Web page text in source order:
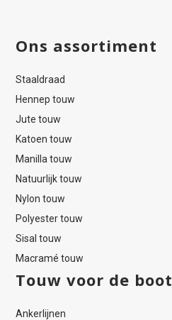
Ons assortiment
Staaldraad
Hennep touw
Jute touw
Katoen touw
Manilla touw
Natuurlijk touw
Nylon touw
Polyester touw
Sisal touw
Macramé touw
Touw voor de boot
Ankerlijnen